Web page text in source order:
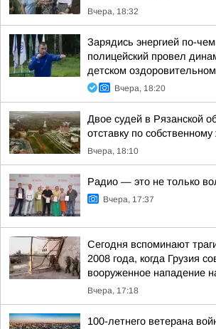
Вчера, 18:32
Зарядись энергией по-
полицейский провел
детском
Вчера, 18:20
Двое судей в Рязанской
отставку по
Вчера, 18:10
Радио — это не только
Вчера, 17:37
Сегодня вспоминают
2008 года, когда Грузия
вооруженное нападение
Вчера, 17:18
100-летнего ветерана